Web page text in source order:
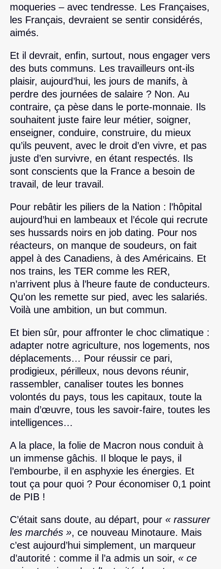
moqueries – avec tendresse. Les Françaises,
les Français, devraient se sentir considérés,
aimés.
Et il devrait, enfin, surtout, nous engager vers
des buts communs. Les travailleurs ont-ils
plaisir, aujourd’hui, les jours de manifs, à
perdre des journées de salaire ? Non. Au
contraire, ça pèse dans le porte-monnaie. Ils
souhaitent juste faire leur métier, soigner,
enseigner, conduire, construire, du mieux
qu’ils peuvent, avec le droit d’en vivre, et pas
juste d’en survivre, en étant respectés. Ils
sont conscients que la France a besoin de
travail, de leur travail.
Pour rebâtir les piliers de la Nation : l’hôpital
aujourd’hui en lambeaux et l’école qui recrute
ses hussards noirs en job dating. Pour nos
réacteurs, on manque de soudeurs, on fait
appel à des Canadiens, à des Américains. Et
nos trains, les TER comme les RER,
n’arrivent plus à l’heure faute de conducteurs.
Qu’on les remette sur pied, avec les salariés.
Voilà une ambition, un but commun.
Et bien sûr, pour affronter le choc climatique :
adapter notre agriculture, nos logements, nos
déplacements… Pour réussir ce pari,
prodigieux, périlleux, nous devons réunir,
rassembler, canaliser toutes les bonnes
volontés du pays, tous les capitaux, toute la
main d’œuvre, tous les savoir-faire, toutes les
intelligences…
A la place, la folie de Macron nous conduit à
un immense gâchis. Il bloque le pays, il
l’embourbe, il en asphyxie les énergies. Et
tout ça pour quoi ? Pour économiser 0,1 point
de PIB !
C’était sans doute, au départ, pour « rassurer
les marchés », ce nouveau Minotaure. Mais
c’est aujourd’hui simplement, un marqueur
d’autorité : comme il l’a admis un soir, « ce